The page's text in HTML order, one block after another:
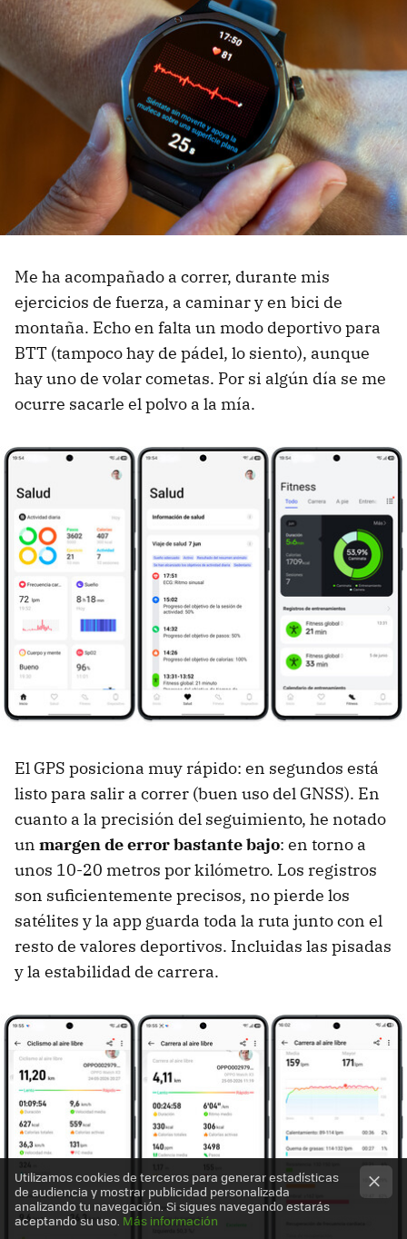
Me ha acompañado a correr, durante mis
ejercicios de fuerza, a caminar y en bici de
montaña. Echo en falta un modo deportivo para
BTT (tampoco hay de pádel, lo siento), aunque
hay uno de volar cometas. Por si algún día se me
ocurre sacarle el polvo a la mía.
El GPS posiciona muy rápido: en segundos está
listo para salir a correr (buen uso del GNSS). En
cuanto a la precisión del seguimiento, he notado
un margen de error bastante bajo: en torno a
unos 10-20 metros por kilómetro. Los registros
son suficientemente precisos, no pierde los
satélites y la app guarda toda la ruta junto con el
resto de valores deportivos. Incluidas las pisadas
y la estabilidad de carrera.
Utilizamos cookies de terceros para generar estadísticas
de audiencia y mostrar publicidad personalizada
analizando tu navegación. Si sigues navegando estarás
aceptando su uso. Más información